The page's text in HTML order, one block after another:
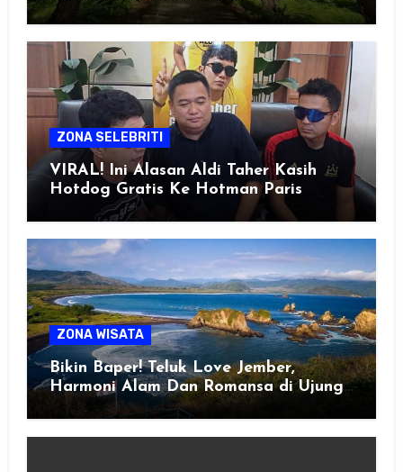
Healing Favorit!
ZONA SELEBRITI
VIRAL! Ini Alasan Aldi Taher Kasih
Hotdog Gratis Ke Hotman Paris
ZONA WISATA
Bikin Baper! Teluk Love Jember,
Harmoni Alam Dan Romansa di Ujung
Selatan Jawa